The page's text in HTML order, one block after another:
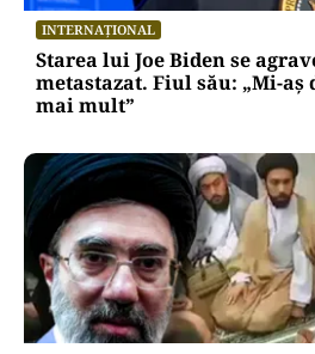
INTERNAȚIONAL
Starea lui Joe Biden se
metastazat. Fiul său: „Mi-aș
mai mult”